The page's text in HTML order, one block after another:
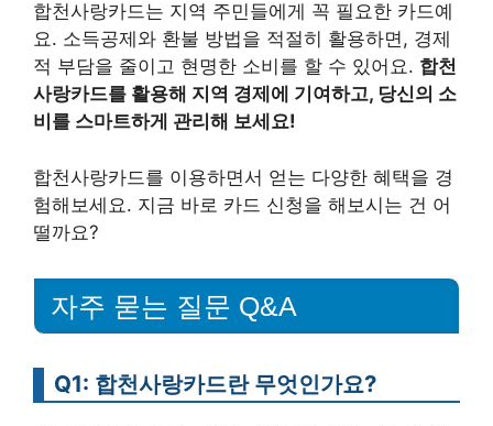
합천사랑카드는 지역 주민들에게 꼭 필요한 카드예
요. 소득공제와 환불 방법을 적절히 활용하면, 경제
적 부담을 줄이고 현명한 소비를 할 수 있어요. 합천
사랑카드를 활용해 지역 경제에 기여하고, 당신의 소
비를 스마트하게 관리해 보세요!
합천사랑카드를 이용하면서 얻는 다양한 혜택을 경
험해보세요. 지금 바로 카드 신청을 해보시는 건 어
떨까요?
자주 묻는 질문 Q&A
Q1: 합천사랑카드란 무엇인가요?